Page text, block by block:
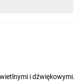
i dźwiękowymi.